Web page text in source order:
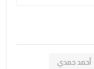
أحمد حمدي